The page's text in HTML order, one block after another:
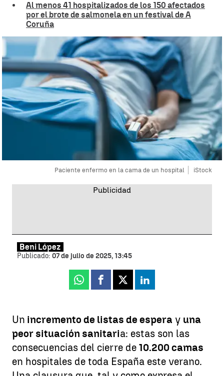
Al menos 41 hospitalizados de los 150 afectados
por el brote de salmonela en un festival de A
Coruña
Paciente enfermo en la cama de un hospital iStock
Beni López
Publicado: 07 de julio de 2025, 13:45
Whatsapp
Facebook
X Linkedin
Un incremento de listas de espera y una
peor situación sanitaria: estas son las
consecuencias del cierre de 10.200 camas
en hospitales de toda España este verano.